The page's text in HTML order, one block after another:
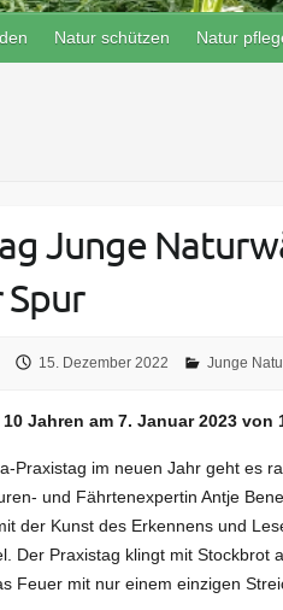
Natur schützen Natur
Junge
15. Dezember 2022 Junge
Jahren am 7. Januar 2023
Praxistag im neuen Jahr geht es
und Fährtenexpertin Antje
der Kunst des Erkennens und
Der Praxistag klingt mit Stockbrot
Feuer mit nur einem einzigen